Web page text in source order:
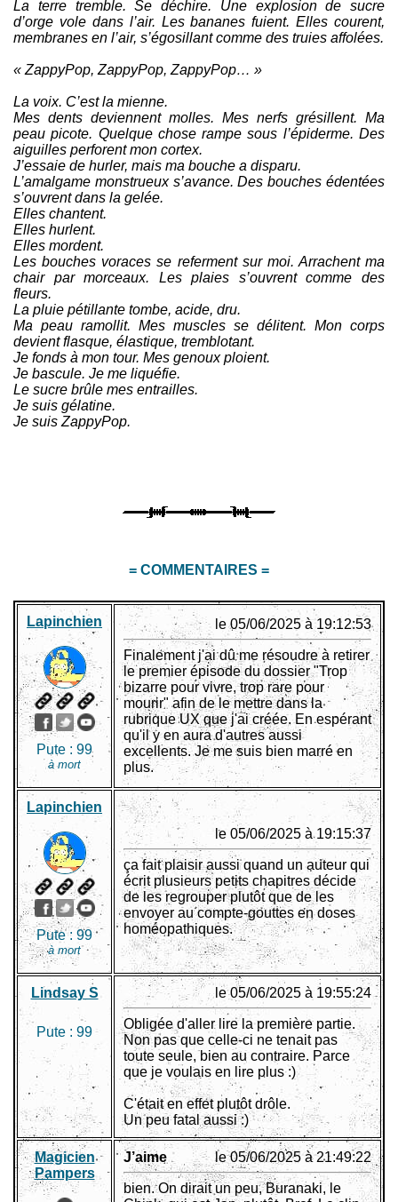
La terre tremble. Se déchire. Une explosion de sucre
d’orge vole dans l’air. Les bananes fuient. Elles courent,
membranes en l’air, s’égosillant comme des truies affolées.
« ZappyPop, ZappyPop, ZappyPop… »
La voix. C’est la mienne.
Mes dents deviennent molles. Mes nerfs grésillent. Ma
peau picote. Quelque chose rampe sous l’épiderme. Des
aiguilles perforent mon cortex.
J’essaie de hurler, mais ma bouche a disparu.
L’amalgame monstrueux s’avance. Des bouches édentées
s’ouvrent dans la gelée.
Elles chantent.
Elles hurlent.
Elles mordent.
Les bouches voraces se referment sur moi. Arrachent ma
chair par morceaux. Les plaies s’ouvrent comme des
fleurs.
La pluie pétillante tombe, acide, dru.
Ma peau ramollit. Mes muscles se délitent. Mon corps
devient flasque, élastique, tremblotant.
Je fonds à mon tour. Mes genoux ploient.
Je bascule. Je me liquéfie.
Le sucre brûle mes entrailles.
Je suis gélatine.
Je suis ZappyPop.
= COMMENTAIRES =
Lapinchien
Pute : 99
à mort
le 05/06/2025 à 19:12:53
Finalement j'ai dû me résoudre à retirer
le premier épisode du dossier "Trop
bizarre pour vivre, trop rare pour
mourir" afin de le mettre dans la
rubrique UX que j'ai créée. En espérant
qu'il y en aura d'autres aussi
excellents. Je me suis bien marré en
plus.
Lapinchien
Pute : 99
à mort
le 05/06/2025 à 19:15:37
ça fait plaisir aussi quand un auteur qui
écrit plusieurs petits chapitres décide
de les regrouper plutôt que de les
envoyer au compte-gouttes en doses
homéopathiques.
Lindsay S
Pute : 99
le 05/06/2025 à 19:55:24
Obligée d'aller lire la première partie.
Non pas que celle-ci ne tenait pas
toute seule, bien au contraire. Parce
que je voulais en lire plus :)
C'était en effet plutôt drôle.
Un peu fatal aussi :)
Magicien
Pampers
J’aime le 05/06/2025 à 21:49:22
bien. On dirait un peu, Buranaki, le